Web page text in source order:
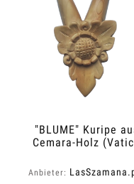
"BLUME" Kuripe
Cemara-Holz
Anbieter: